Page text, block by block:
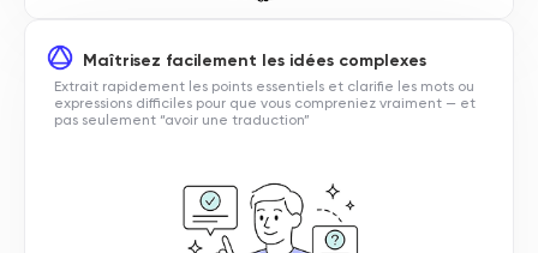
Maîtrisez facilement les idées complexes
Extrait rapidement les points essentiels et clarifie les mots ou
expressions difficiles pour que vous compreniez vraiment — et
pas seulement “avoir une traduction”